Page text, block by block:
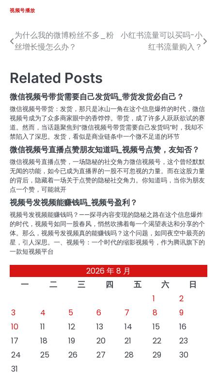
视频号播放
文
章
导
航
为什么我的微博粉丝不多_粉
丝增长慢怎么办？
小红书流量可以买吗-小
红书流量购入？
Related Posts
微信视频号带货需要自己发货吗_带货发货必自己？
微信视频号带货：发货，那只是冰山一角在这个信息爆炸的时代，微信
视频号成为了众多商家眼中的香饽饽。带货，成了许多人跃跃欲试的赛
道。然而，当话题聚焦到“微信视频号带货需要自己发货吗”时，我却不
禁陷入了深思。发货，看似是商业链条中一个微不足道的环节
微信视频号直播点赞朋友知道吗_视频号点赞，友知否？
微信视频号直播点赞，一场隐秘的社交角力微信视频号，这个曾经默默
无闻的功能，如今已成为直播界的一股不可忽视的力量。而在这股力量
的背后，隐藏着一场关于点赞的隐秘社交角力。你知道吗，当你为朋友
点一个赞，可能就开
视频号发视频能赚钱吗_视频号盈利？
视频号发视频能赚钱吗？——探寻内容变现的隐秘之路在这个信息爆炸
的时代，视频号如同一股春风，悄然吹拂着每一个渴望表达和分享的个
体。那么，视频号发视频真的能赚钱吗？这个问题，如同夜空中最亮的
星，引人深思。一、视频号：一个时代的缩影视频号，作为腾讯旗下的
一款短视频平台
2026 年 8 月
一
二 三 四 五 六
日
1
2
3
4 5 6 7 8
9
10
11 12 13 14 15
16
17
18 19 20 21 22
23
24
25 26 27 28 29
30
31